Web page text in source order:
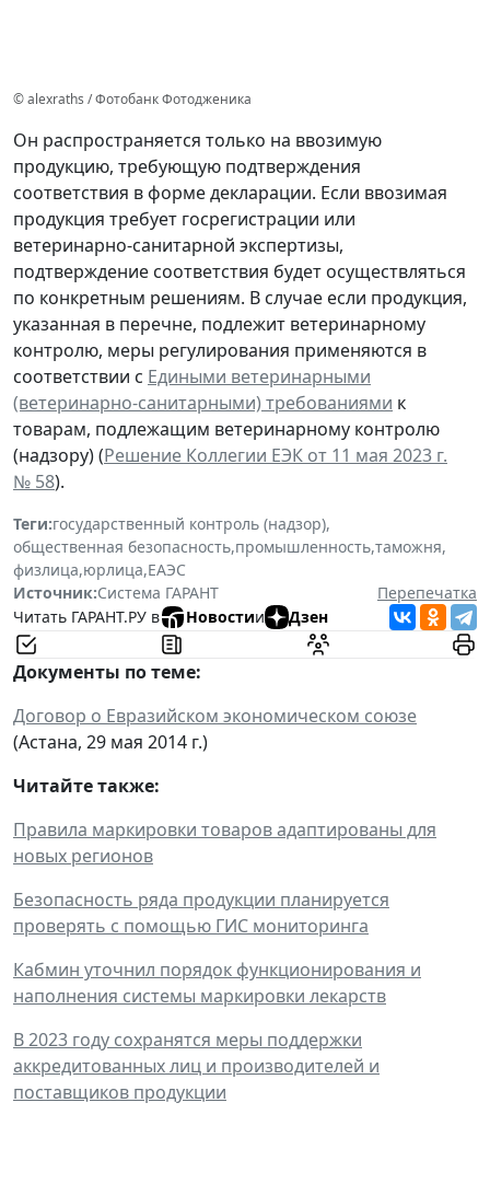
© alexraths / Фотобанк Фотодженика
Он распространяется только на ввозимую
продукцию, требующую подтверждения
соответствия в форме декларации. Если ввозимая
продукция требует госрегистрации или
ветеринарно-санитарной экспертизы,
подтверждение соответствия будет осуществляться
по конкретным решениям. В случае если продукция,
указанная в перечне, подлежит ветеринарному
контролю, меры регулирования применяются в
соответствии с Едиными ветеринарными
(ветеринарно-санитарными) требованиями к
товарам, подлежащим ветеринарному контролю
(надзору) (Решение Коллегии ЕЭК от 11 мая 2023 г.
№ 58).
Теги:государственный контроль (надзор),
общественная безопасность,промышленность,таможня,
физлица,юрлица,ЕАЭС
Источник:Система ГАРАНТ
Перепечатка
Читать ГАРАНТ.РУ в
Новостии Дзен
Документы по теме:
Договор о Евразийском экономическом союзе
(Астана, 29 мая 2014 г.)
Читайте также:
Правила маркировки товаров адаптированы для
новых регионов
Безопасность ряда продукции планируется
проверять с помощью ГИС мониторинга
Кабмин уточнил порядок функционирования и
наполнения системы маркировки лекарств
В 2023 году сохранятся меры поддержки
аккредитованных лиц и производителей и
поставщиков продукции